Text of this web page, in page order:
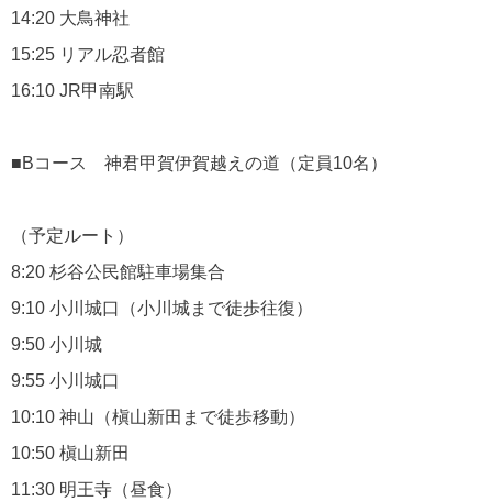
14:20 大鳥神社
15:25 リアル忍者館
16:10 JR甲南駅
■Bコース 神君甲賀伊賀越えの道（定員10名）
（予定ルート）
8:20 杉谷公民館駐車場集合
9:10 小川城口（小川城まで徒歩往復）
9:50 小川城
9:55 小川城口
10:10 神山（槇山新田まで徒歩移動）
10:50 槇山新田
11:30 明王寺（昼食）